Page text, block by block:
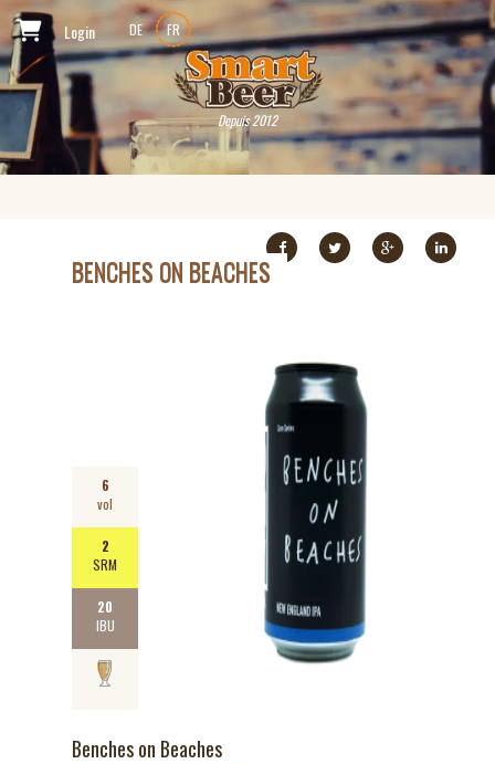
Login DE FR
Depuis 2012
BENCHES ON BEACHES
Benches on Beaches
6
vol
2
SRM
20
IBU